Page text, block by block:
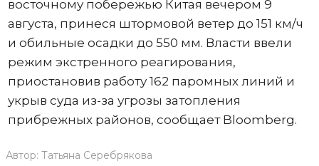
восточному побережью Китая вечером 9
августа, принеся штормовой ветер до 151 км/ч
и обильные осадки до 550 мм. Власти ввели
режим экстренного реагирования,
приостановив работу 162 паромных линий и
укрыв суда из-за угрозы затопления
прибрежных районов, сообщает Bloomberg.
Автор: Татьяна Серебрякова